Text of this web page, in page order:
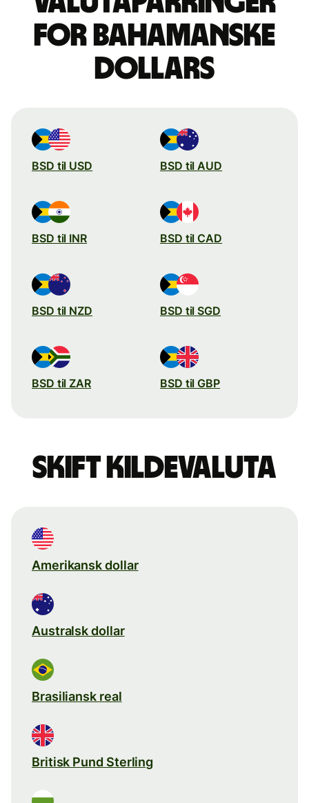
for bahamanske
dollars
BSD til USD BSD til AUD
BSD til INR BSD til CAD
BSD til NZD BSD til SGD
BSD til ZAR BSD til GBP
Skift kildevaluta
Amerikansk dollar
Australsk dollar
Brasiliansk real
Britisk Pund Sterling